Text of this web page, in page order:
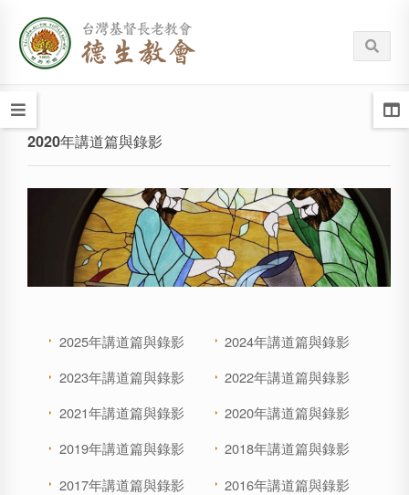
2020年講道篇與錄影
2025年講道篇與錄影
2024年講道篇與錄影
2023年講道篇與錄影
2022年講道篇與錄影
2021年講道篇與錄影
2020年講道篇與錄影
2019年講道篇與錄影
2018年講道篇與錄影
2017年講道篇與錄影
2016年講道篇與錄影